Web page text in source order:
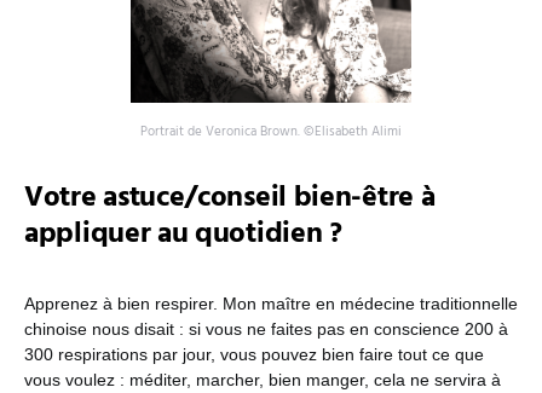
Portrait de Veronica Brown. ©Elisabeth Alimi
Votre astuce/conseil bien-être à
appliquer au quotidien ?
Apprenez à bien respirer. Mon maître en médecine traditionnelle
chinoise nous disait : si vous ne faites pas en conscience 200 à
300 respirations par jour, vous pouvez bien faire tout ce que
vous voulez : méditer, marcher, bien manger, cela ne servira à